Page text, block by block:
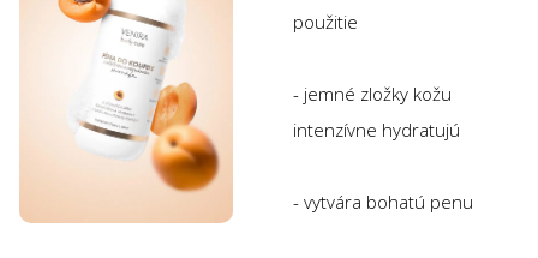
použitie
- jemné zložky kožu
intenzívne hydratujú
- vytvára bohatú penu